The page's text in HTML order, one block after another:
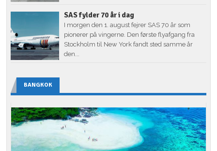
SAS fylder 70 år i dag
I morgen den 1. august fejrer SAS 70 år som
pionerer på vingerne. Den første flyafgang fra
Stockholm til New York fandt sted samme år
den...
BANGKOK